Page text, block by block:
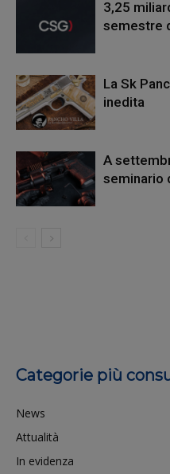
3,25
semestre
La Sk
inedita
A
seminario
Categorie più
News
Attualità
In evidenza